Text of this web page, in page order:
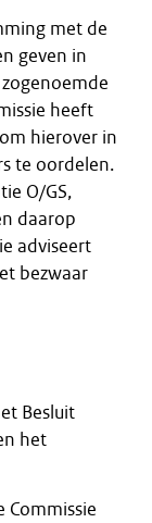
met de
geven in
heeft
hierover in
te oordelen.
O/GS,
daarop
adviseert
bezwaar
Besluit
het
Commissie